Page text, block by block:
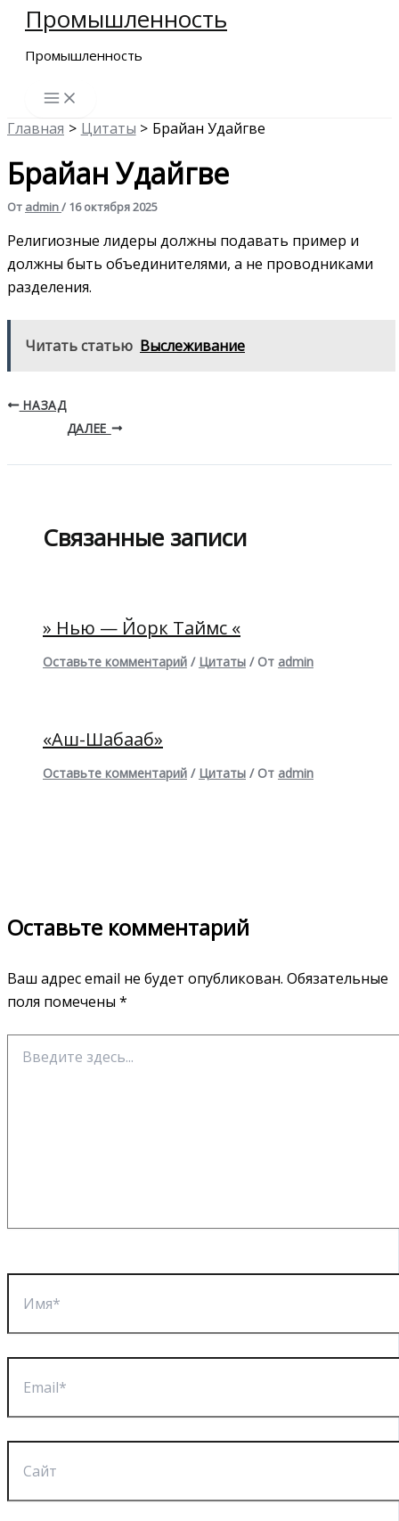
Перейти
содержимому
Промышленность
Промышленность
Главная Цитаты Брайан Удайгве
Брайан Удайгве
От admin/ 16 октября 2025
Религиозные лидеры должны подавать пример и
должны быть объединителями, а не проводниками
разделения.
Читать статью Выслеживание
НАЗАД
ДАЛЕЕ
Связанные записи
» Нью — Йорк Таймс «
Оставьте комментарий / Цитаты / От admin
«Аш-Шабааб»
Оставьте комментарий / Цитаты / От admin
Оставьте комментарий
Ваш адрес email не будет опубликован. Обязательные
поля помечены *
здесь...